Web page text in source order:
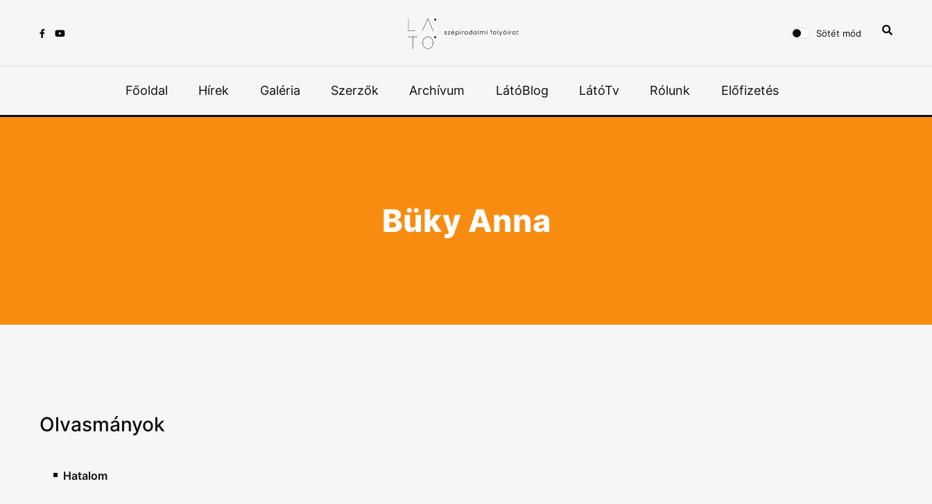
Sötét mód
Főoldal Hírek Galéria Szerzők Archívum LátóBlog LátóTv Rólunk Előfizetés
Büky Anna
Olvasmányok
Hatalom